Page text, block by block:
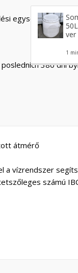
egység a
posledních 380 dní
átmérő
a vízrendszer
számú
ver
1